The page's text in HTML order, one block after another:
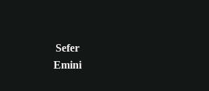
Sefer
Emini